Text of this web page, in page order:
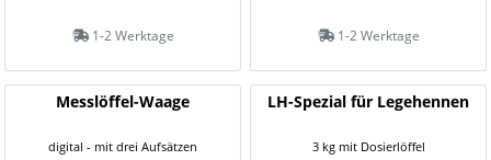
1-2 Werktage 1-2 Werktage
Messlöffel-Waage
digital - mit drei Aufsätzen
LH-Spezial für Legehennen
3 kg mit Dosierlöffel